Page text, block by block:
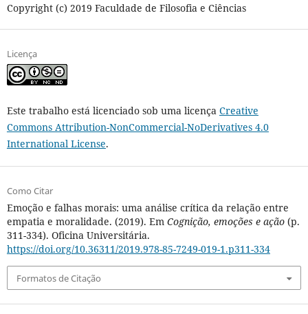
Copyright (c) 2019 Faculdade de Filosofia e Ciências
Licença
Este trabalho está licenciado sob uma licença Creative
Commons Attribution-NonCommercial-NoDerivatives 4.0
International License.
Como Citar
Emoção e falhas morais: uma análise crítica da relação entre
empatia e moralidade. (2019). Em Cognição, emoções e ação(p.
311-334). Oficina Universitária.
https://doi.org/10.36311/2019.978-85-7249-019-1.p311-334
Formatos de Citação